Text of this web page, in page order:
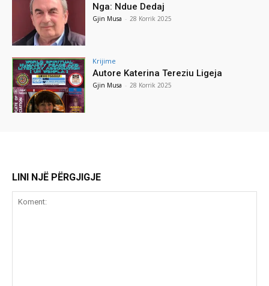
Nga: Ndue Dedaj
Gjin Musa - 28 Korrik 2025
Krijime
Autore Katerina Tereziu Ligeja
Gjin Musa - 28 Korrik 2025
LINI NJË PËRGJIGJE